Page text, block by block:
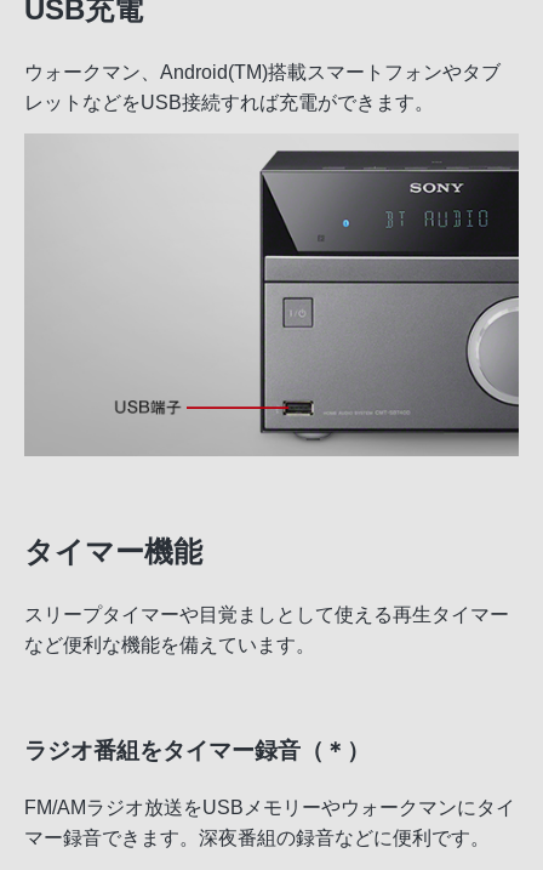
USB充電
ウォークマン、Android(TM)搭載スマートフォンやタブ
レットなどをUSB接続すれば充電ができます。
タイマー機能
スリープタイマーや目覚ましとして使える再生タイマー
など便利な機能を備えています。
ラジオ番組をタイマー録音（＊）
FM/AMラジオ放送をUSBメモリーやウォークマンにタイ
マー録音できます。深夜番組の録音などに便利です。